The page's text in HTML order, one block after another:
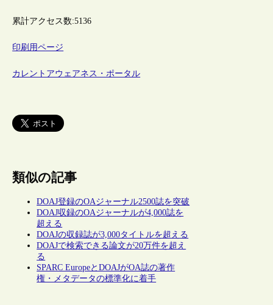
累計アクセス数:5136
印刷用ページ
カレントアウェアネス・ポータル
類似の記事
DOAJ登録のOAジャーナル2500誌を突破
DOAJ収録のOAジャーナルが4,000誌を
超える
DOAJの収録誌が3,000タイトルを超える
DOAJで検索できる論文が20万件を超え
る
SPARC EuropeとDOAJがOA誌の著作
権・メタデータの標準化に着手